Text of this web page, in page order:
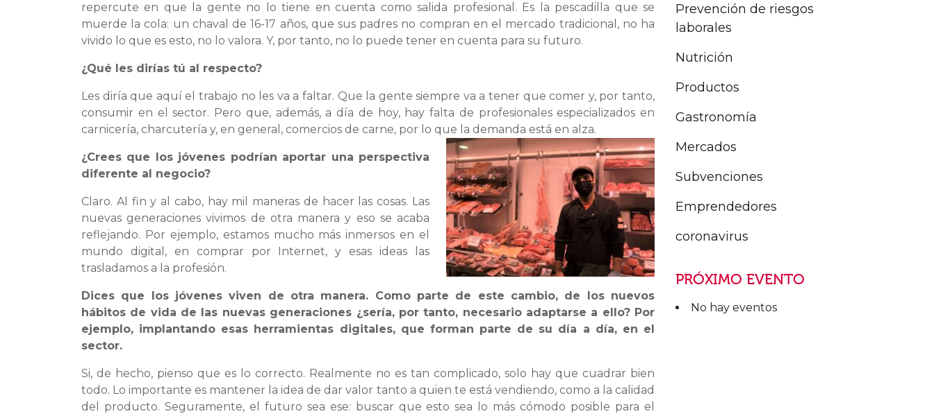
repercute en que la gente no lo tiene en cuenta como salida profesional. Es la pescadilla que se
muerde la cola: un chaval de 16-17 años, que sus padres no compran en el mercado tradicional, no ha
vivido lo que es esto, no lo valora. Y, por tanto, no lo puede tener en cuenta para su futuro.
¿Qué les dirías tú al respecto?
Les diría que aquí el trabajo no les va a faltar. Que la gente siempre va a tener que comer y, por tanto,
consumir en el sector. Pero que, además, a día de hoy, hay falta de profesionales especializados en
carnicería, charcutería y, en general, comercios de carne, por lo que la demanda está en alza.
¿Crees que los jóvenes podrían aportar una perspectiva
diferente al negocio?
Claro. Al fin y al cabo, hay mil maneras de hacer las cosas. Las
nuevas generaciones vivimos de otra manera y eso se acaba
reflejando. Por ejemplo, estamos mucho más inmersos en el
mundo digital, en comprar por Internet, y esas ideas las
trasladamos a la profesión.
Dices que los jóvenes viven de otra manera. Como parte de este cambio, de los nuevos
hábitos de vida de las nuevas generaciones ¿sería, por tanto, necesario adaptarse a ello? Por
ejemplo, implantando esas herramientas digitales, que forman parte de su día a día, en el
sector.
Si, de hecho, pienso que es lo correcto. Realmente no es tan complicado, solo hay que cuadrar bien
todo. Lo importante es mantener la idea de dar valor tanto a quien te está vendiendo, como a la calidad
del producto. Seguramente, el futuro sea ese: buscar que esto sea lo más cómodo posible para el
Prevención de riesgos
laborales
Nutrición
Productos
Gastronomía
Mercados
Subvenciones
Emprendedores
coronavirus
PRÓXIMO EVENTO
No hay eventos